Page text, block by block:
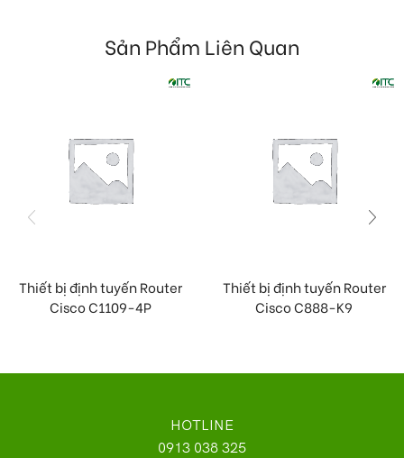
Sản Phẩm Liên Quan
Thiết bị định tuyến Router
Cisco C1109-4P
Thiết bị định tuyến Router
Cisco C888-K9
HOTLINE
0913 038 325